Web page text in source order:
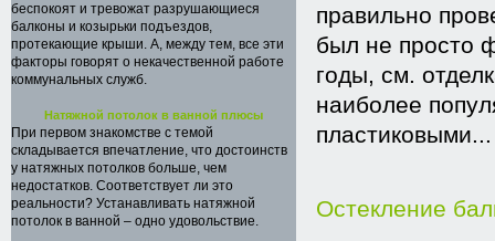
правильно
был не просто
годы, см.
наиболее
пластиковыми...
Остекление
беспокоят и тревожат разрушающиеся
балконы и козырьки подъездов,
протекающие крыши. А, между тем, все эти
факторы говорят о некачественной работе
коммунальных служб.
Натяжной потолок в ванной плюсы
При первом знакомстве с темой
складывается впечатление, что достоинств
у натяжных потолков больше, чем
недостатков. Соответствует ли это
реальности? Устанавливать натяжной
потолок в ванной – одно удовольствие.